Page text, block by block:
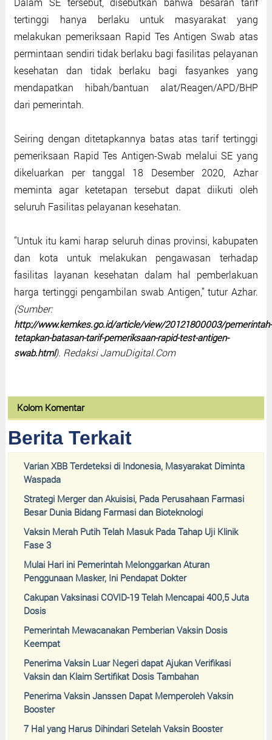
tertinggi hanya berlaku untuk masyarakat yang
melakukan pemeriksaan Rapid Tes Antigen Swab atas
permintaan sendiri tidak berlaku bagi fasilitas pelayanan
kesehatan dan tidak berlaku bagi fasyankes yang
mendapatkan hibah/bantuan alat/Reagen/APD/BHP
dari pemerintah.
Seiring dengan ditetapkannya batas atas tarif tertinggi
pemeriksaan Rapid Tes Antigen-Swab melalui SE yang
dikeluarkan per tanggal 18 Desember 2020, Azhar
meminta agar ketetapan tersebut dapat diikuti oleh
seluruh Fasilitas pelayanan kesehatan.
’’Untuk itu kami harap seluruh dinas provinsi, kabupaten
dan kota untuk melakukan pengawasan terhadap
fasilitas layanan kesehatan dalam hal pemberlakuan
harga tertinggi pengambilan swab Antigen,’’ tutur Azhar.
(Sumber:
http://www.kemkes.go.id/article/view/20121800003/pemerintah-
tetapkan-batasan-tarif-pemeriksaan-rapid-test-antigen-
swab.html). Redaksi JamuDigital.Com
Kolom Komentar
Berita Terkait
Varian XBB Terdeteksi di Indonesia, Masyarakat Diminta
Waspada
Strategi Merger dan Akuisisi, Pada Perusahaan Farmasi
Besar Dunia Bidang Farmasi dan Bioteknologi
Vaksin Merah Putih Telah Masuk Pada Tahap Uji Klinik
Fase 3
Mulai Hari ini Pemerintah Melonggarkan Aturan
Penggunaan Masker, Ini Pendapat Dokter
Cakupan Vaksinasi COVID-19 Telah Mencapai 400,5 Juta
Dosis
Pemerintah Mewacanakan Pemberian Vaksin Dosis
Keempat
Penerima Vaksin Luar Negeri dapat Ajukan Verifikasi
Vaksin dan Klaim Sertifikat Dosis Tambahan
Penerima Vaksin Janssen Dapat Memperoleh Vaksin
Booster
7 Hal yang Harus Dihindari Setelah Vaksin Booster